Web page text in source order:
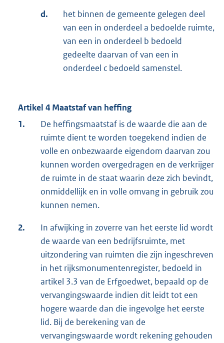
d.
het binnen de gemeente gelegen deel
van een in onderdeel a bedoelde ruimte,
van een in onderdeel b bedoeld
gedeelte daarvan of van een in
onderdeel c bedoeld samenstel.
Artikel 4 Maatstaf van heffing
1.
De heffingsmaatstaf is de waarde die aan de
ruimte dient te worden toegekend indien de
volle en onbezwaarde eigendom daarvan zou
kunnen worden overgedragen en de verkrijger
de ruimte in de staat waarin deze zich bevindt,
onmiddellijk en in volle omvang in gebruik zou
kunnen nemen.
2.
In afwijking in zoverre van het eerste lid wordt
de waarde van een bedrijfsruimte, met
uitzondering van ruimten die zijn ingeschreven
in het rijksmonumentenregister, bedoeld in
artikel 3.3 van de Erfgoedwet, bepaald op de
vervangingswaarde indien dit leidt tot een
hogere waarde dan die ingevolge het eerste
lid. Bij de berekening van de
vervangingswaarde wordt rekening gehouden